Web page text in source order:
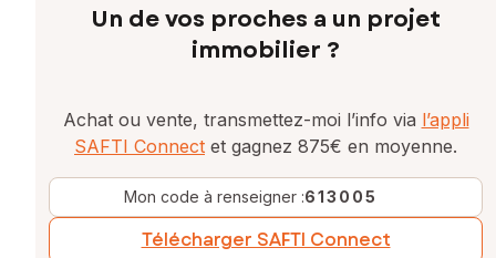
Un de vos proches a un projet
immobilier ?
Achat ou vente, transmettez-moi l’info via l’appli
SAFTI Connect et gagnez 875€ en moyenne.
Mon code à renseigner :613005
Télécharger SAFTI Connect